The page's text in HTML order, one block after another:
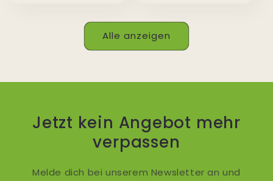
Alle anzeigen
Jetzt kein Angebot mehr
verpassen
Melde dich bei unserem Newsletter an und